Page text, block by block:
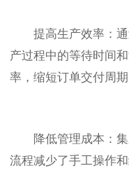
提高生产效率：通
产过程中的等待时间
率，缩短订单交付周期
降低管理成本：集
流程减少了手工操作